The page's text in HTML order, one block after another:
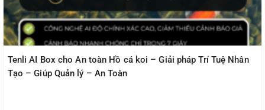
Có hàng Đọc tiếp